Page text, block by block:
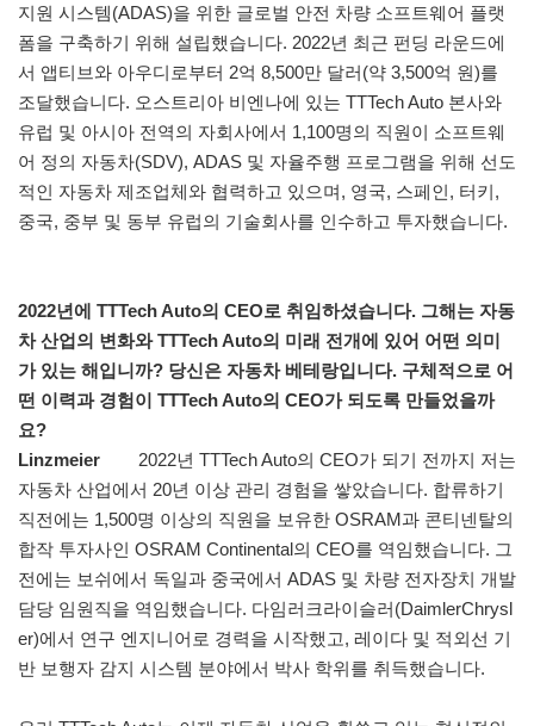
지원 시스템(ADAS)을 위한 글로벌 안전 차량 소프트웨어 플랫
폼을 구축하기 위해 설립했습니다. 2022년 최근 펀딩 라운드에
서 앱티브와 아우디로부터 2억 8,500만 달러(약 3,500억 원)를
조달했습니다. 오스트리아 비엔나에 있는 TTTech Auto 본사와
유럽 및 아시아 전역의 자회사에서 1,100명의 직원이 소프트웨
어 정의 자동차(SDV), ADAS 및 자율주행 프로그램을 위해 선도
적인 자동차 제조업체와 협력하고 있으며, 영국, 스페인, 터키,
중국, 중부 및 동부 유럽의 기술회사를 인수하고 투자했습니다.
2022년에 TTTech Auto의 CEO로 취임하셨습니다. 그해는 자동
차 산업의 변화와 TTTech Auto의 미래 전개에 있어 어떤 의미
가 있는 해입니까? 당신은 자동차 베테랑입니다. 구체적으로 어
떤 이력과 경험이 TTTech Auto의 CEO가 되도록 만들었을까
요?
Linzmeier
2022년 TTTech Auto의 CEO가 되기 전까지 저는
자동차 산업에서 20년 이상 관리 경험을 쌓았습니다. 합류하기
직전에는 1,500명 이상의 직원을 보유한 OSRAM과 콘티넨탈의
합작 투자사인 OSRAM Continental의 CEO를 역임했습니다. 그
전에는 보쉬에서 독일과 중국에서 ADAS 및 차량 전자장치 개발
담당 임원직을 역임했습니다. 다임러크라이슬러(DaimlerChrysl
er)에서 연구 엔지니어로 경력을 시작했고, 레이다 및 적외선 기
반 보행자 감지 시스템 분야에서 박사 학위를 취득했습니다.